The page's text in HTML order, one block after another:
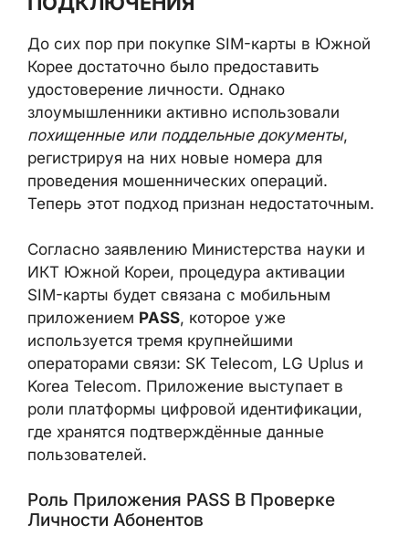
Южной Корее достаточно было
предоставить удостоверение личности.
Однако злоумышленники активно
использовалипохищенные или поддельные
документы, регистрируя на них новые
номера для проведения мошеннических
операций. Теперь этот подход признан
недостаточным.
Согласно заявлению Министерства науки и
ИКТ Южной Кореи, процедура активации
SIM-карты будет связана с мобильным
приложением PASS, которое уже
используется тремя крупнейшими
операторами связи: SK Telecom, LG Uplus и
Korea Telecom. Приложение выступает в
роли платформы цифровой идентификации,
где хранятся подтверждённые данные
пользователей.
Роль Приложения PASS В Проверке
Личности Абонентов